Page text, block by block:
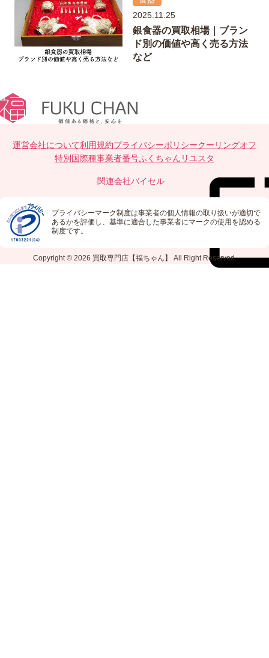
2025.11.25
銀食器の買取相場｜ブラン
ド別の価値や高く売る方法
など
運営会社について利用規約プライバシーポリシークーリングオフ
特別国際種事業者番号ふくちゃんリユスタ
関連会社バイセル
プライバシーマーク制度は事業者の個人情報の取り扱いが適切で
あるかを評価し、基準に適合した事業者にマークの使用を認める
制度です。
Copyright © 2026 買取専門店【福ちゃん】 All Right Reserved.